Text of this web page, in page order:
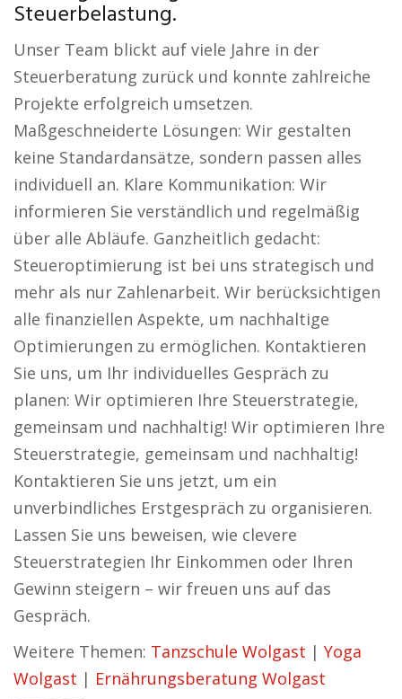
Steuerbelastung.
Unser Team blickt auf viele Jahre in der
Steuerberatung zurück und konnte zahlreiche
Projekte erfolgreich umsetzen.
Maßgeschneiderte Lösungen: Wir gestalten
keine Standardansätze, sondern passen alles
individuell an. Klare Kommunikation: Wir
informieren Sie verständlich und regelmäßig
über alle Abläufe. Ganzheitlich gedacht:
Steueroptimierung ist bei uns strategisch und
mehr als nur Zahlenarbeit. Wir berücksichtigen
alle finanziellen Aspekte, um nachhaltige
Optimierungen zu ermöglichen. Kontaktieren
Sie uns, um Ihr individuelles Gespräch zu
planen: Wir optimieren Ihre Steuerstrategie,
gemeinsam und nachhaltig! Wir optimieren Ihre
Steuerstrategie, gemeinsam und nachhaltig!
Kontaktieren Sie uns jetzt, um ein
unverbindliches Erstgespräch zu organisieren.
Lassen Sie uns beweisen, wie clevere
Steuerstrategien Ihr Einkommen oder Ihren
Gewinn steigern – wir freuen uns auf das
Gespräch.
Weitere Themen: Tanzschule Wolgast | Yoga
Wolgast | Ernährungsberatung Wolgast